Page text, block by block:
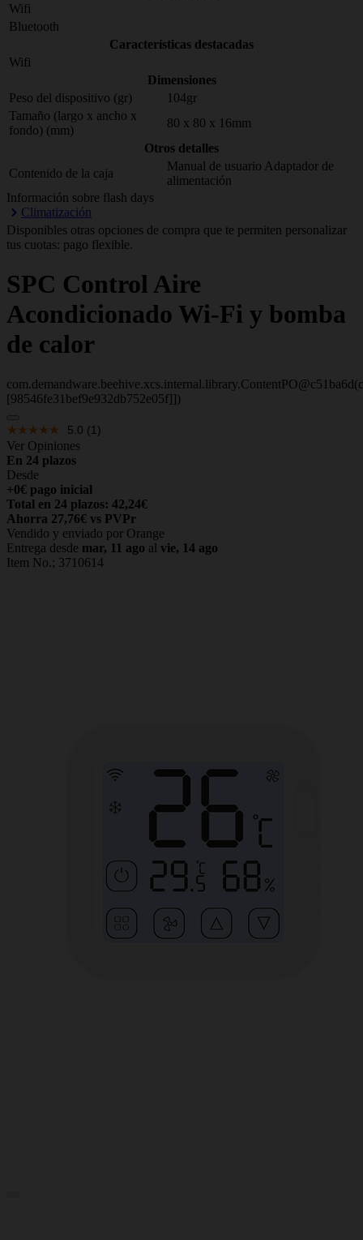
Wifi
Bluetooth
Características destacadas
Wifi
Dimensiones
Peso del dispositivo (gr)
104gr
Tamaño (largo x ancho x
fondo) (mm)
80 x 80 x 16mm
Otros detalles
Contenido de la caja
Manual de usuario Adaptador de
alimentación
Información sobre flash days
Climatización
Disponibles otras opciones de compra que te permiten personalizar
tus cuotas: pago flexible.
SPC Control Aire
Acondicionado Wi-Fi y bomba
de calor
[98546fe31bef9e932db752e05f]])
5.0 (1)
Ver Opiniones
En 24 plazos
Desde
+0€ pago inicial
Total en 24 plazos: 42,24€
Ahorra 27,76€ vs PVPr
Vendido y enviado por Orange
Entrega desde mar, 11 ago al vie, 14 ago
Item No.; 3710614